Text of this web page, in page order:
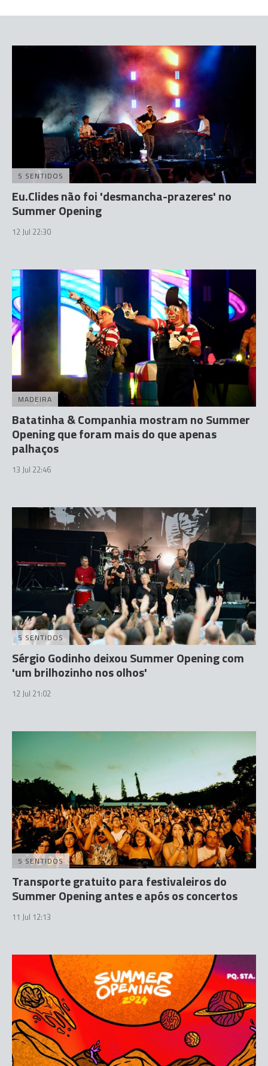
5 SENTIDOS
Eu.Clides não foi 'desmancha-prazeres' no
Summer Opening
12 Jul 22:30
MADEIRA
Batatinha & Companhia mostram no Summer
Opening que foram mais do que apenas
palhaços
13 Jul 22:46
5 SENTIDOS
Sérgio Godinho deixou Summer Opening com
'um brilhozinho nos olhos'
12 Jul 21:02
5 SENTIDOS
Transporte gratuito para festivaleiros do
Summer Opening antes e após os concertos
11 Jul 12:13